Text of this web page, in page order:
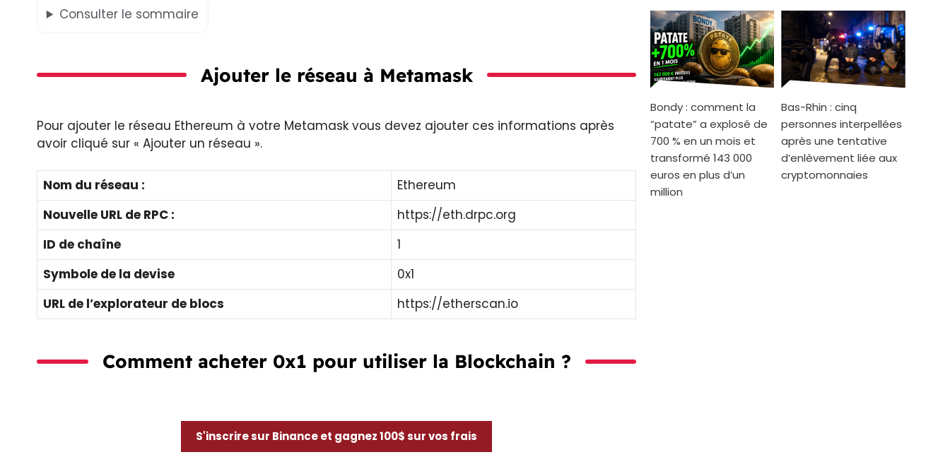
Consulter le sommaire
Ajouter le réseau à Metamask
Pour ajouter le réseau Ethereum à votre Metamask vous devez ajouter ces informations après
avoir cliqué sur « Ajouter un réseau ».
Nom du réseau :
Ethereum
Nouvelle URL de RPC :
https://eth.drpc.org
ID de chaîne
1
Symbole de la devise
0x1
URL de l’explorateur de blocs
https://etherscan.io
Comment acheter 0x1 pour utiliser la Blockchain ?
S'inscrire sur Binance et gagnez 100$ sur vos frais
Bondy : comment la
“patate” a explosé de
700 % en un mois et
transformé 143 000
euros en plus d’un
million
Bas-Rhin : cinq
personnes interpellées
après une tentative
d’enlèvement liée aux
cryptomonnaies